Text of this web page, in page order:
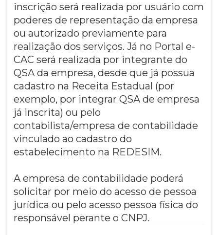
inscrição será realizada por usuário com
poderes de representação da empresa
ou autorizado previamente para
realização dos serviços. Já no Portal e-
CAC será realizada por integrante do
QSA da empresa, desde que já possua
cadastro na Receita Estadual (por
exemplo, por integrar QSA de empresa
já inscrita) ou pelo
contabilista/empresa de contabilidade
vinculado ao cadastro do
estabelecimento na REDESIM.
A empresa de contabilidade poderá
solicitar por meio do acesso de pessoa
jurídica ou pelo acesso pessoa física do
responsável perante o CNPJ.